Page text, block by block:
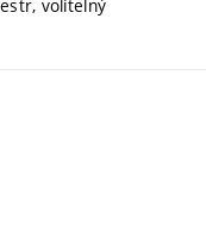
volitelný